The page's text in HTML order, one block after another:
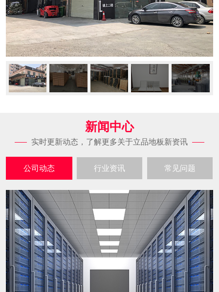
新闻中心
实时更新动态，了解更多关于立品地板新资讯
公司动态 行业资讯 常见问题